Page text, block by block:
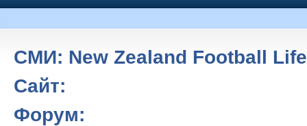
СМИ: New Zealand Football Life
Сайт:
Форум: